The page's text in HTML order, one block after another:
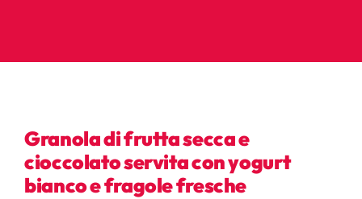
Granola di frutta secca e
cioccolato servita con yogurt
bianco e fragole fresche